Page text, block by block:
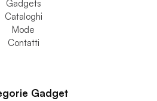
Home
Chi siamo
Gadgets
Cataloghi